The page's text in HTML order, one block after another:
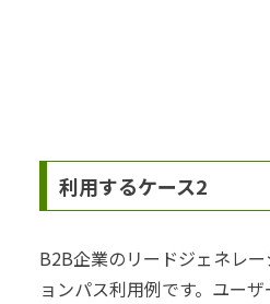
利用するケース2
B2B企業のリードジェネレ
ョンパス利用例です。ユー